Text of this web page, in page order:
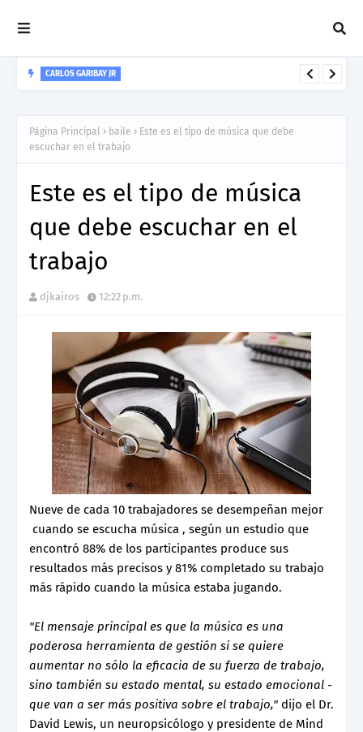
CARLOS GARIBAY JR
Página Principal baile
Este es el tipo de música que debe
escuchar en el trabajo
Este es el tipo de música
que debe escuchar en el
trabajo
djkairos 12:22 p.m.
Nueve de cada 10 trabajadores se desempeñan mejor
cuando se escucha música , según un estudio que
encontró 88% de los participantes produce sus
resultados más precisos y 81% completado su trabajo
más rápido cuando la música estaba jugando.
"El mensaje principal es que la música es una
poderosa herramienta de gestión si se quiere
aumentar no sólo la eficacia de su fuerza de trabajo,
sino también su estado mental, su estado emocional -
que van a ser más positiva sobre el trabajo," dijo el Dr.
David Lewis, un neuropsicólogo y presidente de Mind